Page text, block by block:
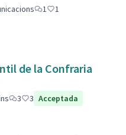
1
1
de la Confraria
3 3 Acceptada